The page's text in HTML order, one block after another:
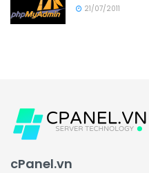
21/07/2011
cPanel.vn